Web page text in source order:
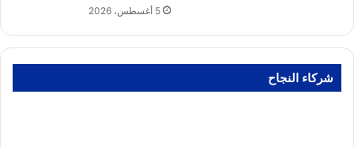
5 أغسطس، 2026
شركاء النجاح